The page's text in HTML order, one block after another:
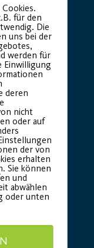
für den
Die
uns bei der
werden für
Einwilligung
deren
nicht
oder auf
der von
erhalten
Sie können
und
abwählen
oder unten